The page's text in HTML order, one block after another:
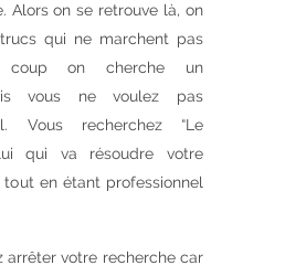
Alors on se retrouve là, on
qui ne marchent pas
coup on cherche un
vous ne voulez pas
Vous recherchez “Le
qui va résoudre votre
en étant professionnel
arrêter votre recherche car